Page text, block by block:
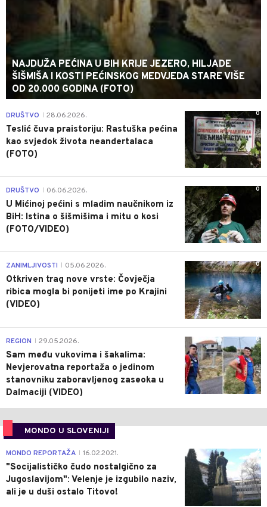
NAJDUŽA PEĆINA U BIH KRIJE JEZERO, HILJADE
ŠIŠMIŠA I KOSTI PEĆINSKOG MEDVJEDA STARE VIŠE
OD 20.000 GODINA (FOTO)
0
DRUŠTVO 28.06.2026.
Teslić čuva praistoriju: Rastuška pećina
kao svjedok života neandertalaca
(FOTO)
0
DRUŠTVO 06.06.2026.
U Mićinoj pećini s mladim naučnikom iz
BiH: Istina o šišmišima i mitu o kosi
(FOTO/VIDEO)
0
ZANIMLJIVOSTI 05.06.2026.
Otkriven trag nove vrste: Čovječja
ribica mogla bi ponijeti ime po Krajini
(VIDEO)
0
REGION 29.05.2026.
Sam među vukovima i šakalima:
Nevjerovatna reportaža o jedinom
stanovniku zaboravljenog zaseoka u
Dalmaciji (VIDEO)
MONDO U SLOVENIJI
4
MONDO REPORTAŽA 16.02.2021.
"Socijalističko čudo nostalgično za
Jugoslavijom": Velenje je izgubilo naziv,
ali je u duši ostalo Titovo!